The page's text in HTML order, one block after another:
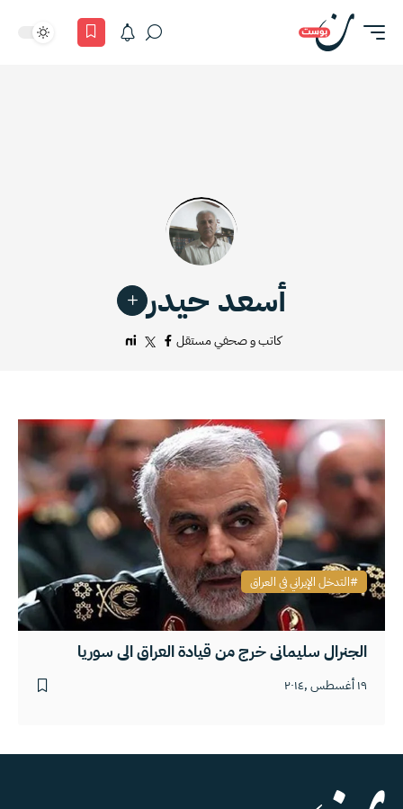
أسعد حيدر
كاتب و صحفي مستقل
الجنرال سليماني خرج من قيادة العراق الى سوريا
١٩ أغسطس ,٢٠١٤
التدخل الإيراني في العراق